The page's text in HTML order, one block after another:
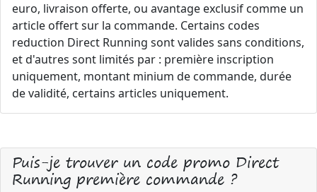
euro, livraison offerte, ou avantage exclusif comme un
article offert sur la commande. Certains codes
reduction Direct Running sont valides sans conditions,
et d'autres sont limités par : première inscription
uniquement, montant minium de commande, durée
de validité, certains articles uniquement.
Puis-je trouver un code promo Direct
Running première commande ?